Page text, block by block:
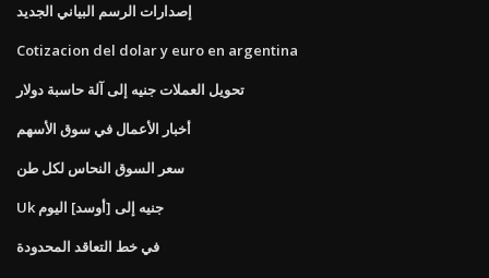
إصدارات الرسم البياني الجديد
Cotizacion del dolar y euro en argentina
تحويل العملات جنيه إلى آلة حاسبة دولار
أخبار الأعمال في سوق الأسهم
سعر السوق النحاس لكل طن
Uk جنيه إلى [أوسد] اليوم
في خط التعاقد المحدودة